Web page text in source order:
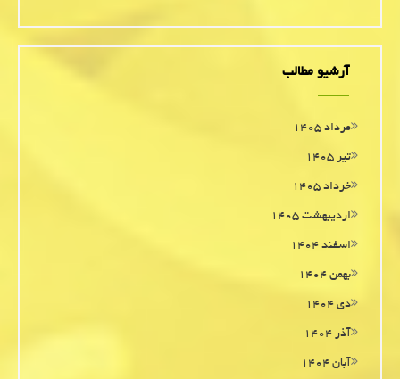
آرشیو مطالب
مرداد ۱۴۰۵
تیر ۱۴۰۵
خرداد ۱۴۰۵
اردیبهشت ۱۴۰۵
اسفند ۱۴۰۴
بهمن ۱۴۰۴
دی ۱۴۰۴
آذر ۱۴۰۴
آبان ۱۴۰۴